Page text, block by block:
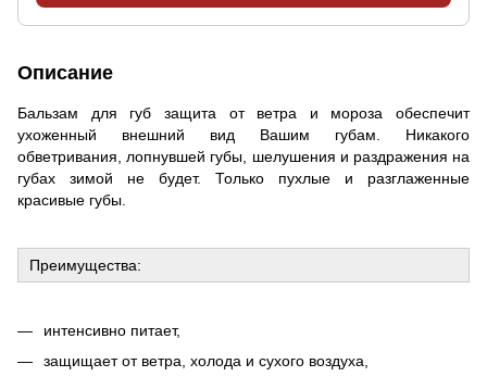
Описание
Бальзам для губ защита от ветра и мороза обеспечит
ухоженный внешний вид Вашим губам. Никакого
обветривания, лопнувшей губы, шелушения и раздражения на
губах зимой не будет. Только пухлые и разглаженные
красивые губы.
Преимущества:
интенсивно питает,
защищает от ветра, холода и сухого воздуха,